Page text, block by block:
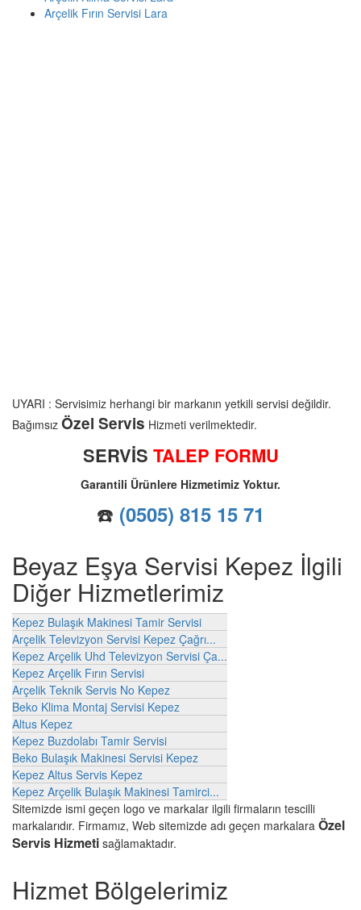
Arçelik Fırın Servisi Lara
UYARI : Servisimiz herhangi bir markanın yetkili servisi değildir.
Bağımsız Özel Servis Hizmeti verilmektedir.
SERVİS TALEP FORMU
Garantili Ürünlere Hizmetimiz Yoktur.
☎️ (0505) 815 15 71
Beyaz Eşya Servisi Kepez İlgili
Diğer Hizmetlerimiz
Kepez Bulaşık Makinesi Tamir Servisi
Arçelik Televizyon Servisi Kepez Çağrı...
Kepez Arçelik Uhd Televizyon Servisi Ça...
Kepez Arçelik Fırın Servisi
Arçelik Teknik Servis No Kepez
Beko Klima Montaj Servisi Kepez
Altus Kepez
Kepez Buzdolabı Tamir Servisi
Beko Bulaşık Makinesi Servisi Kepez
Kepez Altus Servis Kepez
Kepez Arçelik Bulaşık Makinesi Tamirci...
Sitemizde ismi geçen logo ve markalar ilgili firmaların tescilli
markalarıdır. Firmamız, Web sitemizde adı geçen markalara Özel
Servis Hizmeti sağlamaktadır.
Hizmet Bölgelerimiz